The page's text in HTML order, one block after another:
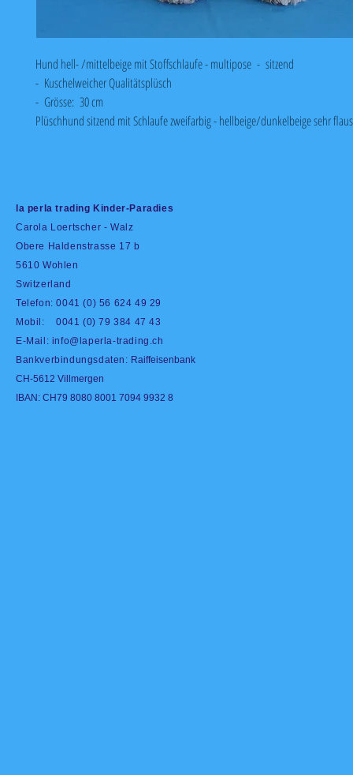
Hund hell- /mittelbeige mit Stoffschlaufe - multipose - sitzend
- Kuschelweicher Qualitätsplüsch
- Grösse: 30 cm
Plüschhund sitzend mit Schlaufe zweifarbig - hellbeige/dunkelbeige sehr
la perla trading Kinder-Paradies
Carola Loertscher - Walz
Obere Haldenstrasse 17 b
5610 Wohlen
Switzerland
Telefon: 0041 (0) 56 624 49 29
Mobil: 0041 (0) 79 384 47 43
E-Mail: info@laperla-trading.ch
Bankverbindungsdaten: Raiffeisenbank
CH-5612 Villmergen
IBAN: CH79 8080 8001 7094 9932 8